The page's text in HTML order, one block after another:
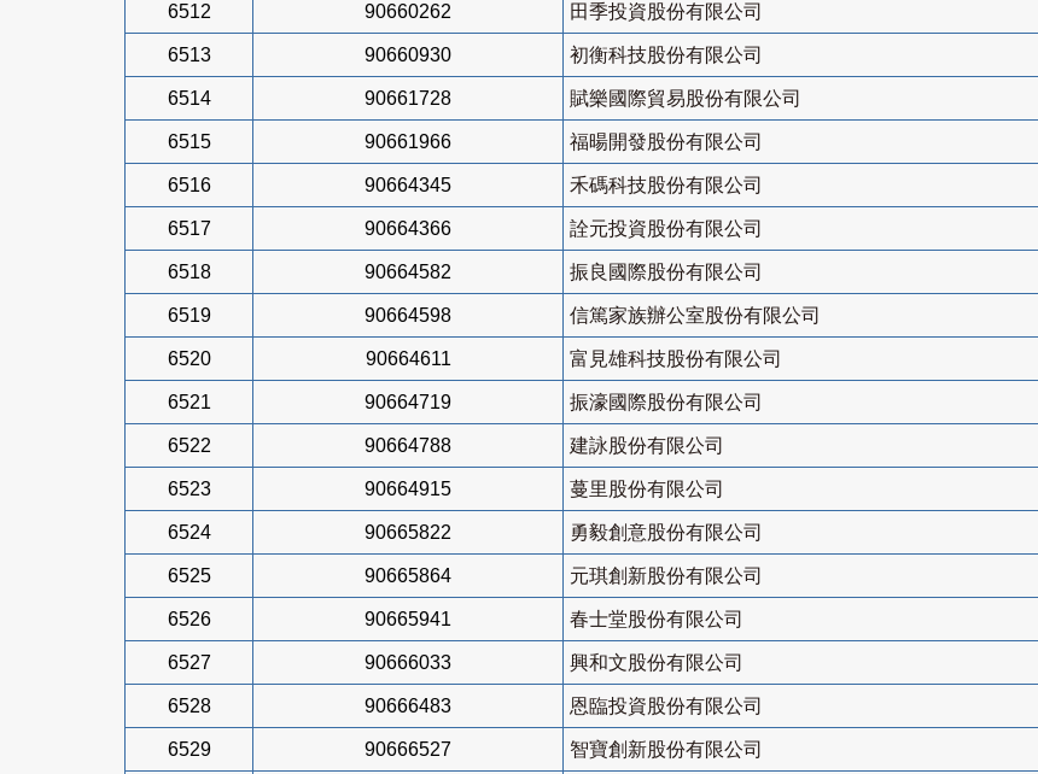
6512 90660262 田季投資股份有限公司
6513 90660930 初衡科技股份有限公司
6514 90661728 賦樂國際貿易股份有限公司
6515 90661966 福暘開發股份有限公司
6516 90664345 禾碼科技股份有限公司
6517 90664366 詮元投資股份有限公司
6518 90664582 振良國際股份有限公司
6519 90664598 信篤家族辦公室股份有限公司
6520 90664611 富見雄科技股份有限公司
6521 90664719 振濠國際股份有限公司
6522 90664788 建詠股份有限公司
6523 90664915 蔓里股份有限公司
6524 90665822 勇毅創意股份有限公司
6525 90665864 元琪創新股份有限公司
6526 90665941 春士堂股份有限公司
6527 90666033 興和文股份有限公司
6528 90666483 恩臨投資股份有限公司
6529 90666527 智寶創新股份有限公司